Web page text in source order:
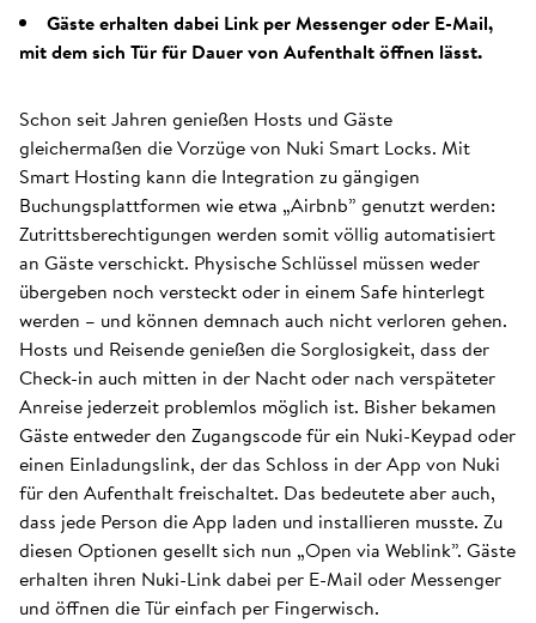
Gäste erhalten dabei Link per Messenger oder E-Mail,
mit dem sich Tür für Dauer von Aufenthalt öffnen lässt.
Schon seit Jahren genießen Hosts und Gäste
gleichermaßen die Vorzüge von Nuki Smart Locks. Mit
Smart Hosting kann die Integration zu gängigen
Buchungsplattformen wie etwa „Airbnb” genutzt werden:
Zutrittsberechtigungen werden somit völlig automatisiert
an Gäste verschickt. Physische Schlüssel müssen weder
übergeben noch versteckt oder in einem Safe hinterlegt
werden – und können demnach auch nicht verloren gehen.
Hosts und Reisende genießen die Sorglosigkeit, dass der
Check-in auch mitten in der Nacht oder nach verspäteter
Anreise jederzeit problemlos möglich ist. Bisher bekamen
Gäste entweder den Zugangscode für ein Nuki-Keypad oder
einen Einladungslink, der das Schloss in der App von Nuki
für den Aufenthalt freischaltet. Das bedeutete aber auch,
dass jede Person die App laden und installieren musste. Zu
diesen Optionen gesellt sich nun „Open via Weblink”. Gäste
erhalten ihren Nuki-Link dabei per E-Mail oder Messenger
und öffnen die Tür einfach per Fingerwisch.